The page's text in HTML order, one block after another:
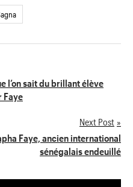
l’on sait du brillant élève
Faye
Next Post
Faye, ancien international
sénégalais endeuillé